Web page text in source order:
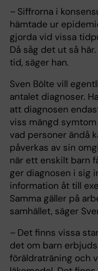
– Siffrorna i
hämtade ur
gjorda vid vissa
Då såg det ut så
tid, säger han.
Sven Bölte vill
antalet diagnoser.
att diagnosen
viss mängd
vad personer ändå
påverkas av sin
när ett enskilt barn
ger diagnosen i sig
information åt till
Samma gäller på
samhället, säger
– Det finns vissa
det om barn
föräldraträning och